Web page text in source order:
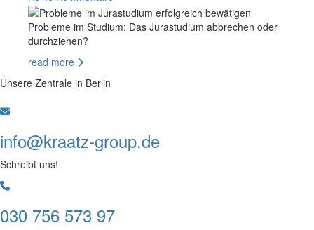
Probleme im Studium: Das Jurastudium abbrechen oder
durchziehen?
read more
Unsere Zentrale in Berlin
info@kraatz-group.de
Schreibt uns!
030 756 573 97